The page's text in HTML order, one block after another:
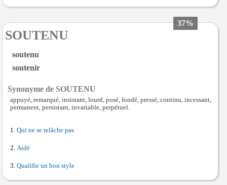
37%
SOUTENU
soutenu
soutenir
Synonyme de SOUTENU
appuyé, remarqué, insistant, lourd, posé, fondé, pressé, continu, incessant,
permanent, persistant, invariable, perpétuel.
Qui ne se relâche pas
Aidé
Qualifie un bon style